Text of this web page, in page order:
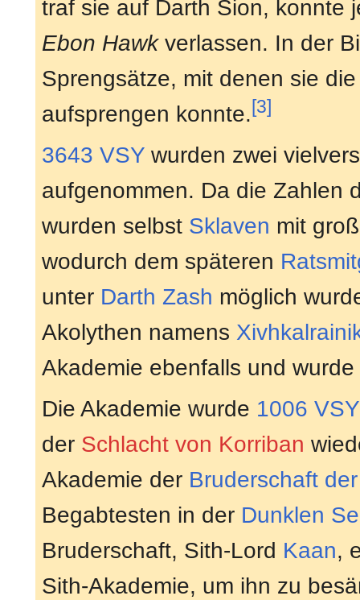
traf sie auf Darth Sion, konnte
Ebon Hawkverlassen. In der
Sprengsätze, mit denen sie
aufsprengen konnte.[3]
3643 VSY wurden zwei
aufgenommen. Da die Zahlen
wurden selbst Sklaven mit
wodurch dem späteren
unter Darth Zash möglich
Akolythen namens
Akademie ebenfalls und
Die Akademie wurde 1006 VSY
der Schlacht von Korriban
Akademie der Bruderschaft
Begabtesten in der Dunklen
Bruderschaft, Sith-Lord Kaan,
Sith-Akademie, um ihn zu